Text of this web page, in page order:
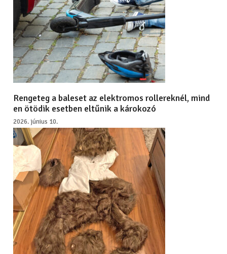
Rengeteg a baleset az elektromos rollereknél, mind
en ötödik esetben eltűnik a károkozó
2026. június 10.